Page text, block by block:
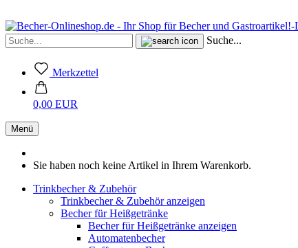
Suche...
Merkzettel
0,00 EUR
Menü
Sie haben noch keine Artikel in Ihrem Warenkorb.
Trinkbecher & Zubehör
Trinkbecher & Zubehör anzeigen
Becher für Heißgetränke
Becher für Heißgetränke anzeigen
Automatenbecher